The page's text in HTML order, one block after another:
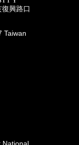
興路⼝
Taiwan